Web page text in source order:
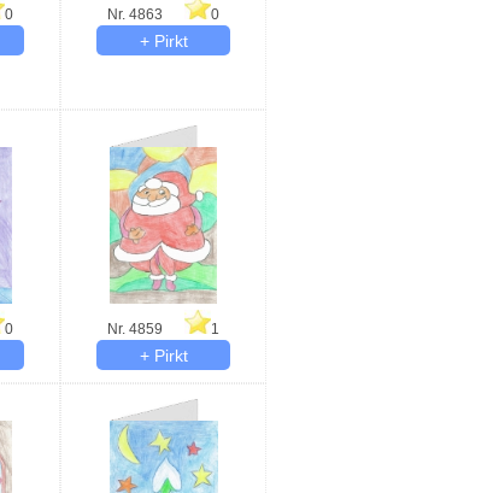
0 Nr. 4863 0
0 Nr. 4859 1